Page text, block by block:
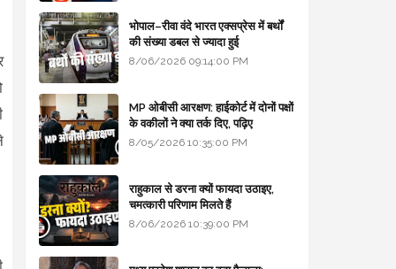
भोपाल–रीवा वंदे भारत एक्सप्रेस में बर्थों
की संख्या डबल से ज्यादा हुई
8/06/2026 09:14:00 PM
MP ओबीसी आरक्षण: हाईकोर्ट में दोनों पक्षों
के वकीलों ने क्या तर्क दिए, पढ़िए
8/05/2026 10:35:00 PM
राहुकाल से डरना क्यों फायदा उठाइए,
चमत्कारी परिणाम मिलते हैं
8/06/2026 10:39:00 PM